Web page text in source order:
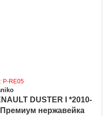
P-RE05
DUSTER I *2010-
нержавейка